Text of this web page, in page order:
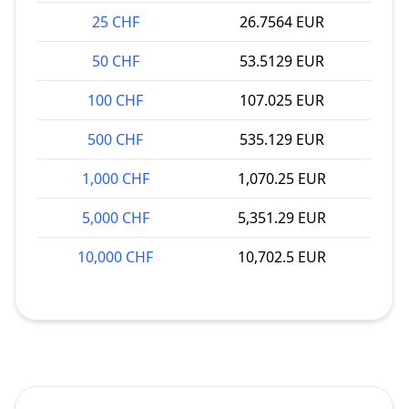
25 CHF
26.7564 EUR
50 CHF
53.5129 EUR
100 CHF
107.025 EUR
500 CHF
535.129 EUR
1,000 CHF
1,070.25 EUR
5,000 CHF
5,351.29 EUR
10,000 CHF
10,702.5 EUR